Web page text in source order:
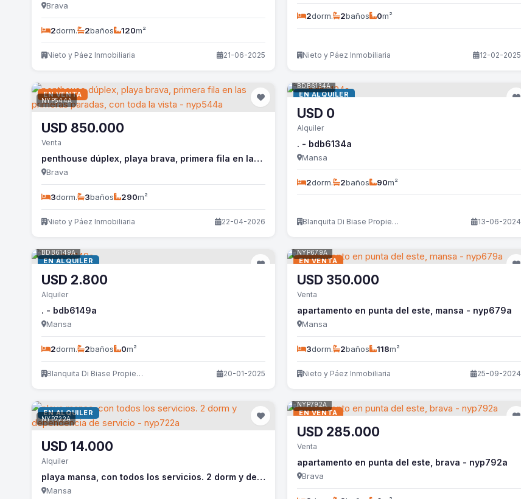
Brava
2dorm. 2baños 120m²
Nieto y Páez Inmobiliaria 21-06-2025
2dorm. 2baños 0m²
Nieto y Páez Inmobiliaria 12-02-2025
EN VENTA
NYP544A
USD 850.000
Venta
penthouse dúplex, playa brava, primera fila en las primeras paradas, con toda la vista - nyp544a
Brava
3dorm. 3baños 290m²
Nieto y Páez Inmobiliaria 22-04-2026
EN ALQUILER
BDB6134A
USD 0
Alquiler
. - bdb6134a
Mansa
2dorm. 2baños 90m²
Blanquita Di Biase Propiedades 13-06-2024
EN ALQUILER
BDB6149A
USD 2.800
Alquiler
. - bdb6149a
Mansa
2dorm. 2baños 0m²
Blanquita Di Biase Propiedades 20-01-2025
EN VENTA
NYP679A
USD 350.000
Venta
apartamento en punta del este, mansa - nyp679a
Mansa
3dorm. 2baños 118m²
Nieto y Páez Inmobiliaria 25-09-2024
EN ALQUILER
NYP722A
USD 14.000
Alquiler
playa mansa, con todos los servicios. 2 dorm y dependencia de servicio - nyp722a
Mansa
EN VENTA
NYP792A
USD 285.000
Venta
apartamento en punta del este, brava - nyp792a
Brava